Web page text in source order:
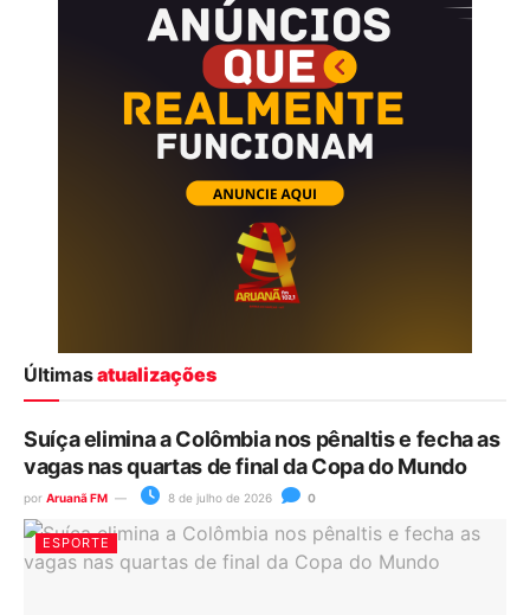
Últimasatualizações
Suíça elimina a Colômbia nos pênaltis e fecha as
vagas nas quartas de final da Copa do Mundo
por Aruanã FM 8 de julho de 2026 0
ESPORTE